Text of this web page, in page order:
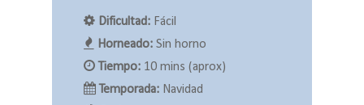
Dificultad: Fácil
Horneado: Sin horno
Tiempo: 10 mins (aprox)
Temporada: Navidad